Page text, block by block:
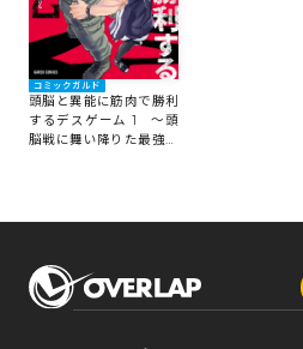
コミックガルド
頭脳と異能に筋肉で勝利
するデスゲーム 1 ～頭
脳戦に舞い降りた最強の